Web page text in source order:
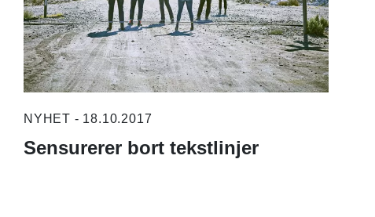
NYHET - 18.10.2017
Sensurerer bort tekstlinjer